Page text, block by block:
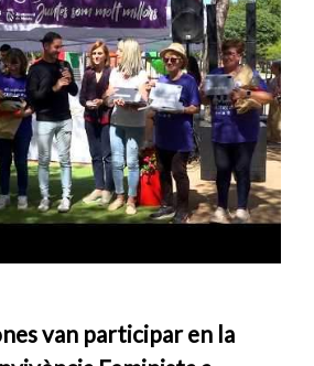
van participar en la